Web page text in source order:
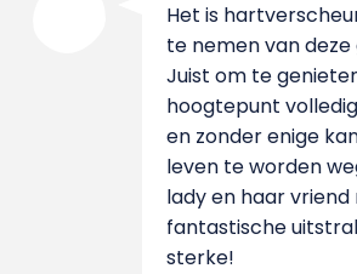
Het is
te nemen van
Juist om te
hoogtepunt
en zonder enige
leven te worden
lady en haar
fantastische
sterke!